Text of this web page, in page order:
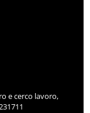
e cerco lavoro,